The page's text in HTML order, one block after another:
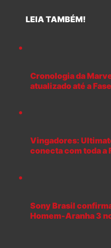
LEIA TAMBÉM!
Cronologia da
atualizado até a
Vingadores:
conecta com toda a
Sony Brasil
Homem-Aranha 3